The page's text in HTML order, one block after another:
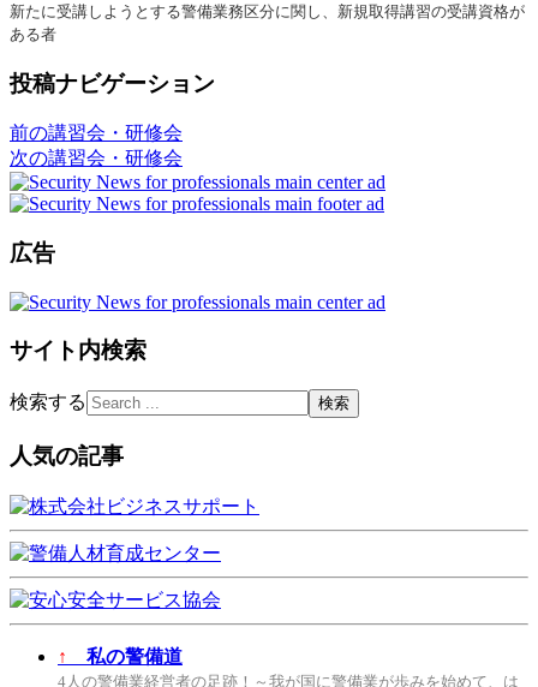
新たに受講しようとする警備業務区分に関し、新規取得講習の受講資格が
ある者
投稿ナビゲーション
前の講習会・研修会
次の講習会・研修会
広告
サイト内検索
検索する
人気の記事
↑ 私の警備道
4人の警備業経営者の足跡！～我が国に警備業が歩みを始めて、は